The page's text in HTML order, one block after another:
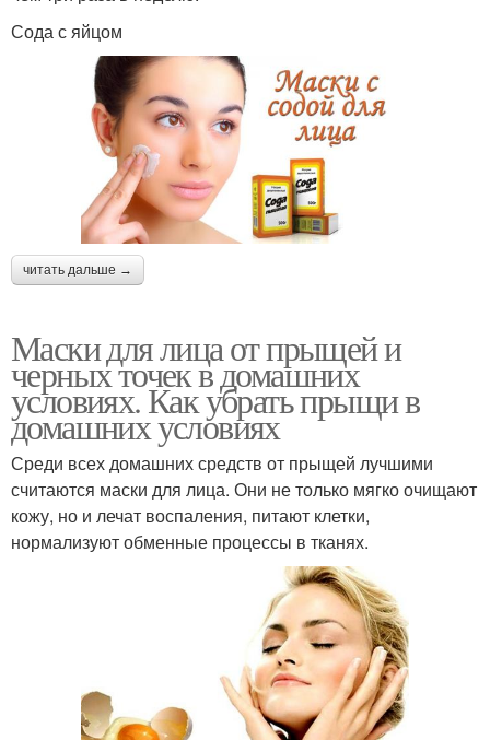
Сода с яйцом
читать дальше →
Маски для лица от прыщей и
черных точек в домашних
условиях. Как убрать прыщи в
домашних условиях
Среди всех домашних средств от прыщей лучшими
считаются маски для лица. Они не только мягко очищают
кожу, но и лечат воспаления, питают клетки,
нормализуют обменные процессы в тканях.